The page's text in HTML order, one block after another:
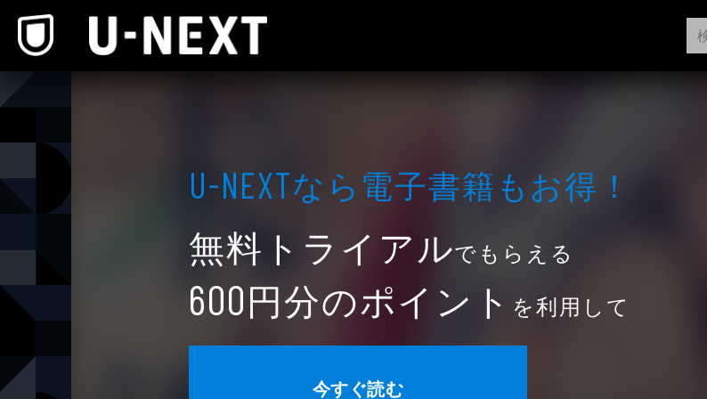
U-NEXTなら電⼦書籍もお得！
無料トライアルでもらえる
600円分のポイント を利用して
今すぐ読む